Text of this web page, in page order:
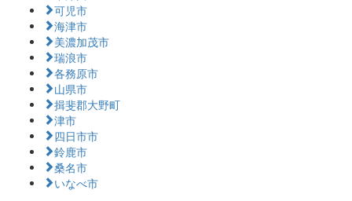
可児市
海津市
美濃加茂市
瑞浪市
各務原市
山県市
揖斐郡大野町
津市
四日市市
鈴鹿市
桑名市
いなべ市